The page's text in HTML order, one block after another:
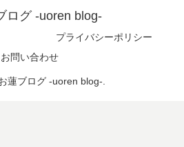
ログ -uoren blog-
プライバシーポリシー
お問い合わせ
蓮ブログ -uoren blog-.